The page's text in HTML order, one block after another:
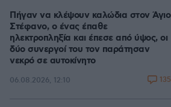
Πήγαν να κλέψουν καλώδια στον Άγιο
Στέφανο, ο ένας έπαθε
ηλεκτροπληξία και έπεσε από ύψος, οι
δύο συνεργοί του τον παράτησαν
νεκρό σε αυτοκίνητο
06.08.2026, 12:10 135